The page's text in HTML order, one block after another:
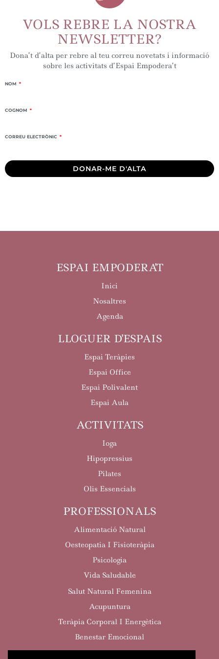
VOLS REBRE LA NOSTRA
NEWSLETTER?
Dona’t d’alta per rebre al teu correu novetats i informació
sobre les activitats d’Espai Empodera’t
NOM
COGNOM
CORREU ELECTRÒNIC
DONAR-ME D'ALTA
ESPAI EMPODERA'T
Inici
Nosaltres
Agenda
LLOGUER D'ESPAIS
Espai Teràpies
Espai Office
Espai Polivalent
Espai Aula
ACTIVITATS
Ioga
Hipopressius
Pilates
Olis Essencials
PROFESSIONALS
Alimentació Natural
Oesteopatia I Fisioteràpia
Psicologia
Vida Saludable
Salut Natural Femenina
Acupuntura
Teràpia Corporal I Energètica
Benestar Emocional